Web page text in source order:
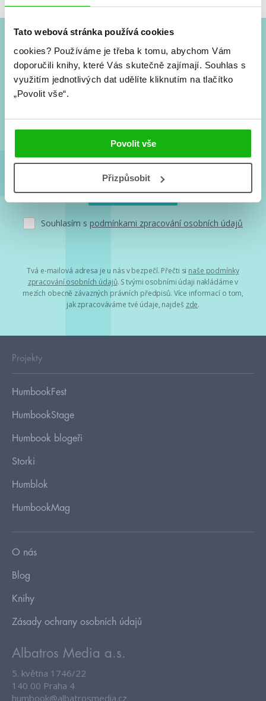
Tato webová stránka používá cookies
cookies? Používáme je třeba k tomu, abychom Vám
doporučili knihy, které Vás skutečně zajímají. Souhlas s
využitím jednotlivých dat udělíte kliknutím na tlačítko
„Povolit vše“.
Povolit vše
Přizpůsobit
#HumbookNews
Vše kolem #youngadult každý měsíc rovnou do mailu!
Nové knihy, co se chystá, kvízy, soutěže, autoři, filmové
Souhlasím s podmínkami zpracování osobních údajů
Tvá e-mailová adresa je u nás v bezpečí. Přečti si naše podmínky
zpracování osobních údajů. S tvými osobními údaji nakládáme v
mezích obecně závazných právních předpisů. Více informací o tom,
jak zpracováváme tvé údaje, najdeš zde.
Projekty
HumbookFest
HumbookStage
Humbook blogeři
Storki
Humblok
HumbookMag
O nás
Blog
Knihy
Zásady ochrany osobních údajů
Albatros Media a.s.
5. května 1746/22
140 00 Praha 4
humbook@albatrosmedia.cz